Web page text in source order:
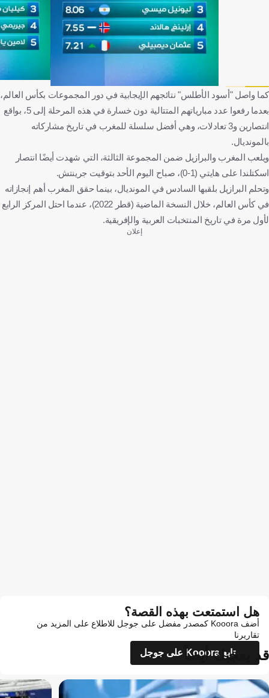
كما واصل "أسود الأطلس" نتائجهم الإيجابية في دور المجموعات بكأس العالم،
بعدما رفعوا عدد مبارياتهم المتتالية دون خسارة في هذه المرحلة إلى 5، بواقع
انتصارين و3 تعادلات، وهي أفضل سلسلة للمغرب في تاريخ مشاركاته
بالمونديال.
ويلعب المغرب والبرازيل ضمن المجموعة الثالثة، التي شهدت أيضًا انتصار
اسكتلندا على هايتي (1-0)، صباح اليوم الأحد بتوقيت جرينتش.
وتحلم البرازيل بلقبها السادس في المونديال، بينما حقق المغرب أهم إنجازاته
في كأس العالم، خلال النسخة الماضية (قطر 2022)، عندما احتل المركز الرابع
لأول مرة في تاريخ المنتخبات العربية والإفريقية.
إعلان
هل استمتعت بهذه القصة؟
أضف Kooora كمصدر مفضل على جوجل للاطلاع على المزيد من
تقاريرنا
تابع Kooora على جوجل
قد يعجبك أيضاً